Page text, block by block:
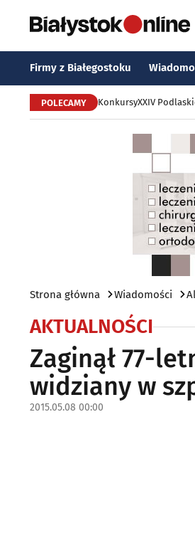
Firmy z Białegostoku
POLECAMY KonkursyXXIV
Strona główna Wiadomości
AKTUALNOŚCI
Zaginął 77-
widziany w
2015.05.08 00:00